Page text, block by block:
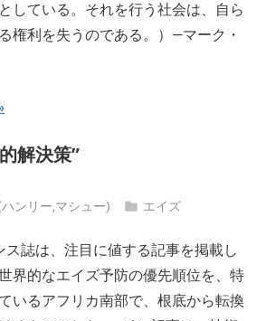
している。それを行う社会は、自ら
権利を失うのである。）—マーク・
解決策”
ンリー,マシュー)
エイズ
ス誌は、注目に値する記事を掲載し
界的なエイズ予防の優先順位を、特
いるアフリカ南部で、根底から転換